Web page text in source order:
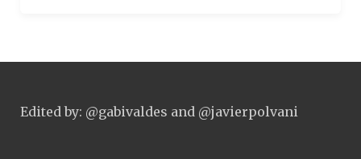
Edited by: @gabivaldes and @javierpolvani